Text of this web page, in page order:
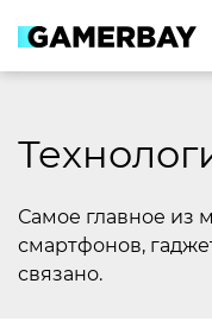
content
Самое главное из
смартфонов,
связано.